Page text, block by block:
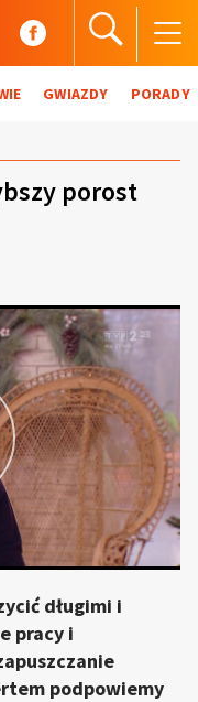
GWIAZDY PORADY
porost
długimi i
pracy i
podpowiemy